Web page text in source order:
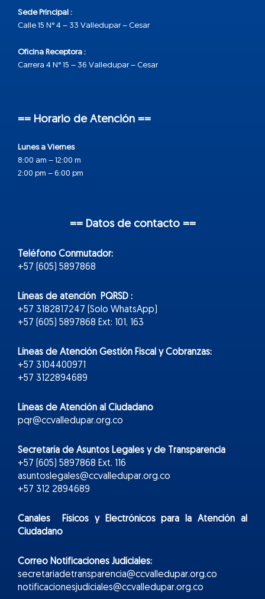
Sede Principal :
Calle 15 N° 4 – 33 Valledupar – Cesar
Oficina Receptora :
Carrera 4 N° 15 – 36 Valledupar – Cesar
== Horario de Atención ==
Lunes a Viernes
8:00 am – 12:00 m
2:00 pm – 6:00 pm
== Datos de contacto ==
Teléfono Conmutador:
+57 (605) 5897868
Líneas de atención PQRSD :
+57 3182817247 (Solo WhatsApp)
+57 (605) 5897868 Ext: 101, 163
Líneas de Atención Gestión Fiscal y Cobranzas:
+57 3104400971
+57 3122894689
Líneas de Atención al Ciudadano
pqr@ccvalledupar.org.co
Secretaría de Asuntos Legales y de Transparencia
+57 (605) 5897868 Ext. 116
asuntoslegales@ccvalledupar.org.co
+57 312 2894689
Canales Físicos yElectrónicospara la Atención al
Ciudadano
Correo Notificaciones Judiciales:
secretariadetransparencia@ccvalledupar.org.co
notificacionesjudiciales@ccvalledupar.org.co